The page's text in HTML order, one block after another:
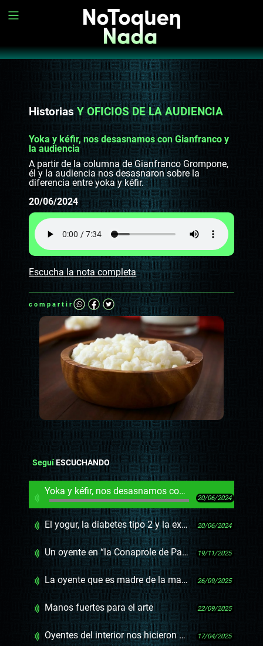
HistoriasY OFICIOS DE LA AUDIENCIA
Yoka y kéfir, nos desasnamos con Gianfranco y
la audiencia
A partir de la columna de Gianfranco Grompone,
él y la audiencia nos desasnaron sobre la
diferencia entre yoka y kéfir.
20/06/2024
Escucha la nota completa
compartir
SeguíESCUCHANDO
Yoka y kéfir, nos desasnamos con Gianfranco y la audiencia
20/06/2024
El yogur, la diabetes tipo 2 y la explicación de Grompone sobre lo que dijo la FDA 20/06/2024
Un oyente en “la Conaprole de Países Bajos” 19/11/2025
La oyente que es madre de la maratonista nos contó la historia de la medalla 26/09/2025
Manos fuertes para el arte 22/09/2025
Oyentes del interior nos hicieron el programa 17/04/2025